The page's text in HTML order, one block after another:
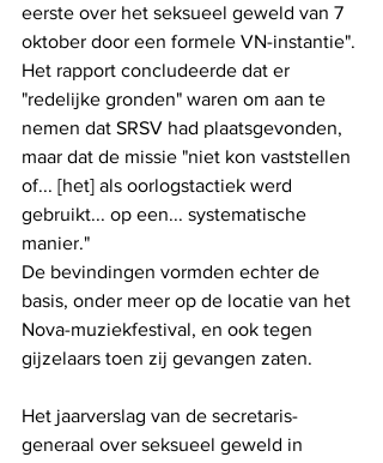
eerste over het seksueel geweld van 7
oktober door een formele VN-instantie".
Het rapport concludeerde dat er
"redelijke gronden" waren om aan te
nemen dat SRSV had plaatsgevonden,
maar dat de missie "niet kon vaststellen
of... [het] als oorlogstactiek werd
gebruikt... op een... systematische
manier."
De bevindingen vormden echter de
basis, onder meer op de locatie van het
Nova-muziekfestival, en ook tegen
gijzelaars toen zij gevangen zaten.
Het jaarverslag van de secretaris-
generaal over seksueel geweld in